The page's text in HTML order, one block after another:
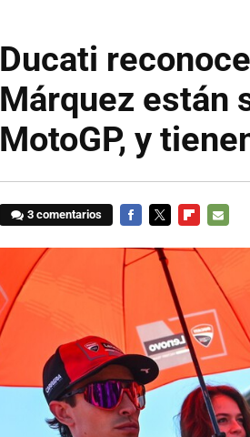
Ducati
Márquez están
MotoGP, y
3 comentarios